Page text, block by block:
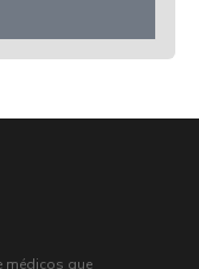
médicos que